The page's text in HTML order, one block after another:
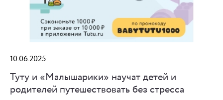
10.06.2025
Туту и «Малышарики» научат детей и
родителей путешествовать без стресса